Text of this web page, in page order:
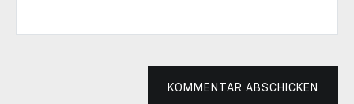
KOMMENTAR ABSCHICKEN